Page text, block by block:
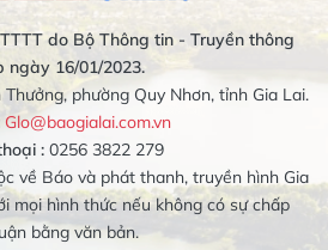
do Bộ Thông tin - Truyền thông
ngày 16/01/2023.
phường Quy Nhơn, tỉnh Gia Lai.
Glo@baogialai.com.vn
: 0256 3822 279
về Báo và phát thanh, truyền hình Gia
mọi hình thức nếu không có sự chấp
bằng văn bản.